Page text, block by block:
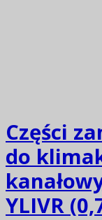
Części
do
YLIVR